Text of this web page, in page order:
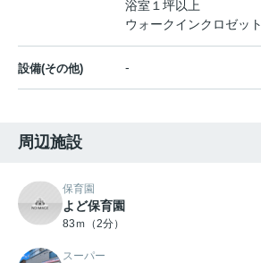
浴室１坪以上
ウォークインクロゼット
設備(その他) -
周辺施設
保育園
よど保育園
83ｍ（2分）
スーパー